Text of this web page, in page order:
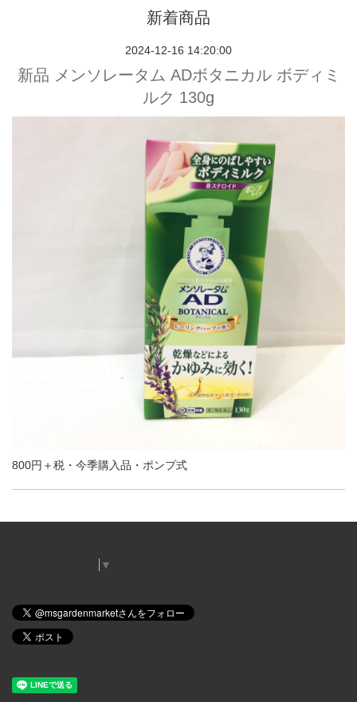
新着商品
2024-12-16 14:20:00
新品 メンソレータム ADボタニカル ボディミ
ルク 130g
800円＋税・今季購入品・ポンプ式
▼